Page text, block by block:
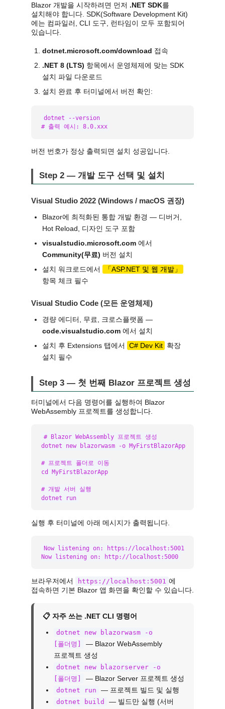
Blazor 개발을 시작하려면 먼저 .NET SDK를
설치해야 합니다. SDK(Software Development Kit)
에는 컴파일러, CLI 도구, 런타임이 모두 포함되어
있습니다.
dotnet.microsoft.com/download 접속
.NET 8 (LTS) 항목에서 운영체제에 맞는 SDK
설치 파일 다운로드
설치 완료 후 터미널에서 버전 확인:
dotnet --version
# 출력 예시: 8.0.xxx
버전 번호가 정상 출력되면 설치 성공입니다.
Step 2 — 개발 도구 선택 및 설치
Visual Studio 2022 (Windows / macOS 권장)
Blazor에 최적화된 통합 개발 환경 — 디버거,
Hot Reload, 디자인 도구 포함
visualstudio.microsoft.com 에서
Community(무료) 버전 설치
설치 워크로드에서
「ASP.NET 및 웹 개발」
항목 체크 필수
Visual Studio Code (모든 운영체제)
경량 에디터, 무료, 크로스플랫폼 —
code.visualstudio.com 에서 설치
설치 후 Extensions 탭에서
C# Dev Kit 확장
설치 필수
Step 3 — 첫 번째 Blazor 프로젝트 생성
터미널에서 다음 명령어를 실행하여 Blazor
WebAssembly 프로젝트를 생성합니다.
# Blazor WebAssembly 프로젝트 생성
dotnet new blazorwasm -o MyFirstBlazorApp
# 프로젝트 폴더로 이동
cd MyFirstBlazorApp
# 개발 서버 실행
dotnet run
실행 후 터미널에 아래 메시지가 출력됩니다.
Now listening on: https://localhost:5001
Now listening on: http://localhost:5000
브라우저에서 https://localhost:5001 에
접속하면 기본 Blazor 앱 화면을 확인할 수 있습니다.
📋 자주 쓰는 .NET CLI 명령어
dotnet new blazorwasm -o
[폴더명]
— Blazor WebAssembly
프로젝트 생성
dotnet new blazorserver -o
[폴더명]
— Blazor Server 프로젝트 생성
dotnet run — 프로젝트 빌드 및 실행
dotnet build
— 빌드만 실행 (서버